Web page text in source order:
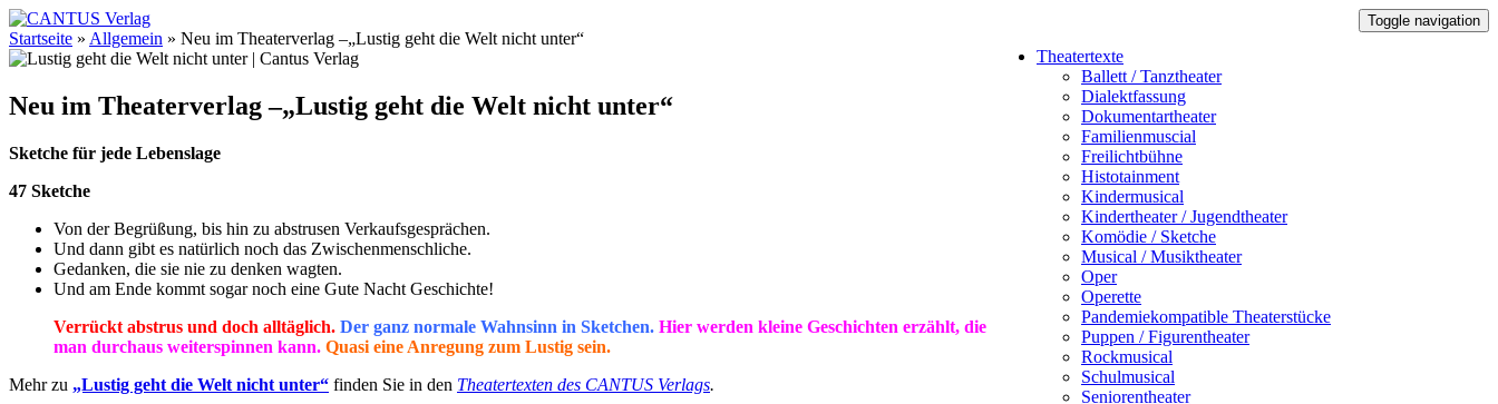
Toggle navigation
Theatertexte
Ballett / Tanztheater
Dialektfassung
Dokumentartheater
Familienmuscial
Freilichtbühne
Histotainment
Kindermusical
Kindertheater / Jugendtheater
Komödie / Sketche
Musical / Musiktheater
Oper
Operette
Pandemiekompatible Theaterstücke
Puppen / Figurentheater
Rockmusical
Schulmusical
Seniorentheater
Startseite » Allgemein » Neu im Theaterverlag –„Lustig geht die Welt nicht unter“
Neu im Theaterverlag –„Lustig geht die Welt nicht unter“
Sketche für jede Lebenslage
47 Sketche
Von der Begrüßung, bis hin zu abstrusen Verkaufsgesprächen.
Und dann gibt es natürlich noch das Zwischenmenschliche.
Gedanken, die sie nie zu denken wagten.
Und am Ende kommt sogar noch eine Gute Nacht Geschichte!
Verrückt abstrus und doch alltäglich. Der ganz normale Wahnsinn in Sketchen. Hier werden kleine Geschichten erzählt, die
man durchaus weiterspinnen kann. Quasi eine Anregung zum Lustig sein.
Mehr zu „Lustig geht die Welt nicht unter“ finden Sie in den Theatertexten des CANTUS Verlags.